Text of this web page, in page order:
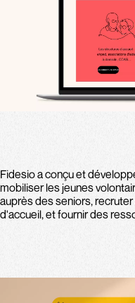
Fidesio a conçu et
mobiliser les jeunes
auprès des seniors,
d'accueil, et fournir des